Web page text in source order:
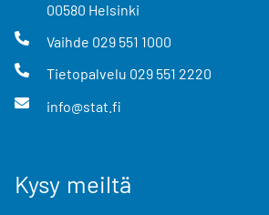
00580 Helsinki
Vaihde 029 551 1000
Tietopalvelu 029 551 2220
info@stat.fi
Kysy meiltä